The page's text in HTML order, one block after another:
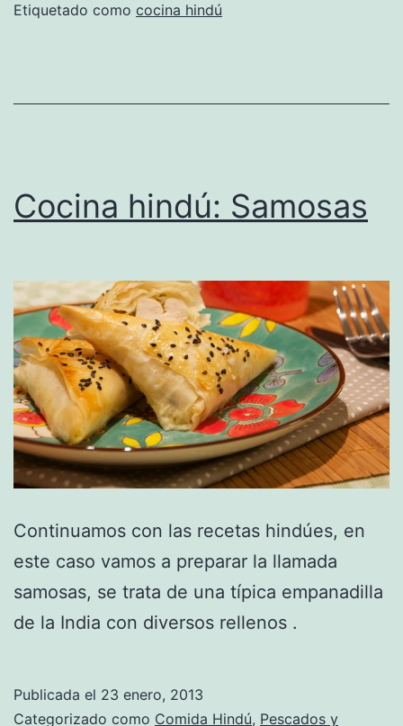
Etiquetado como cocina hindú
Cocina hindú: Samosas
Continuamos con las recetas hindúes, en
este caso vamos a preparar la llamada
samosas, se trata de una típica empanadilla
de la India con diversos rellenos .
Publicada el 23 enero, 2013
Categorizado como Comida Hindú, Pescados y